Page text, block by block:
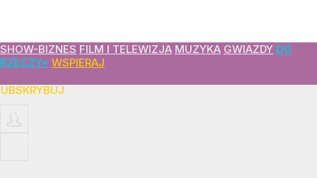
SHOW-BIZNES FILM I TELEWIZJA MUZYKA GWIAZDY DO
RZECZY+ WSPIERAJ
ZALOGUJ